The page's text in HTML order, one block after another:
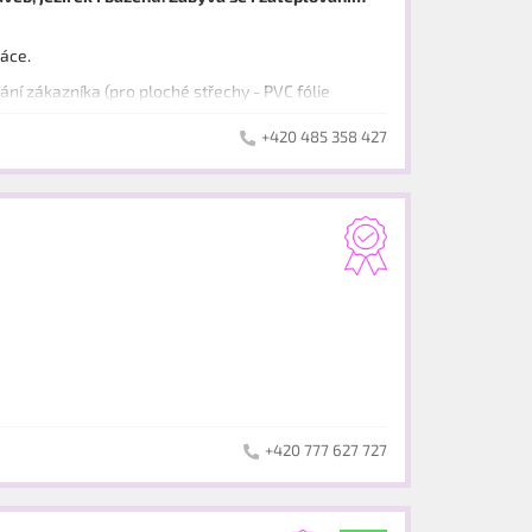
střechy - PVC fólie
systému, hromosvodů, výroby a
+420 485 358 427
+420 777 627 727